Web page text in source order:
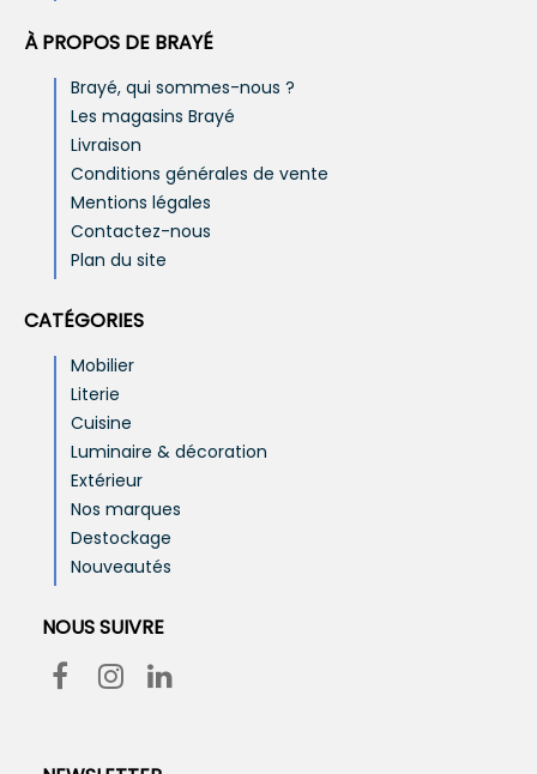
À PROPOS DE BRAYÉ
Brayé, qui sommes-nous ?
Les magasins Brayé
Livraison
Conditions générales de vente
Mentions légales
Contactez-nous
Plan du site
CATÉGORIES
Mobilier
Literie
Cuisine
Luminaire & décoration
Extérieur
Nos marques
Destockage
Nouveautés
NOUS SUIVRE